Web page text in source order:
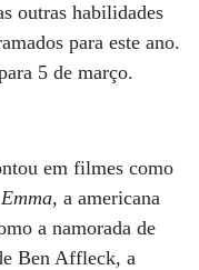
outras habilidades
para este ano.
5 de março.
em filmes como
Emma, a americana
a namorada de
Ben Affleck, a